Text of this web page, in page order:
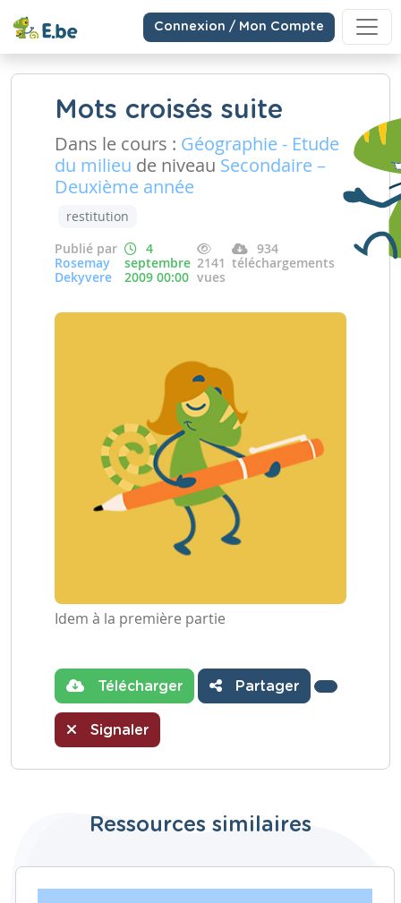
Connexion / Mon Compte
Mots croisés suite
Dans le cours : Géographie - Etude
du milieu de niveau Secondaire –
Deuxième année
restitution
Publié par
Rosemay
Dekyvere
4
septembre
2009 00:00
2141
vues
934
téléchargements
Idem à la première partie
Télécharger Partager
Signaler
Ressources similaires